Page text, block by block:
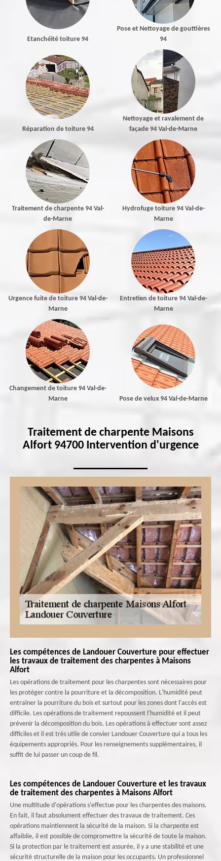
Etanchéité toiture 94
Pose et Nettoyage de gouttières
94
Réparation de toiture 94
Nettoyage et ravalement de
façade 94 Val-de-Marne
Traitement de charpente 94 Val-
de-Marne
Hydrofuge toiture 94 Val-de-
Marne
Urgence fuite de toiture 94 Val-de-
Marne
Entretien de toiture 94 Val-de-
Marne
Changement de toiture 94 Val-de-
Marne
Pose de velux 94 Val-de-Marne
Traitement de charpente Maisons
Alfort 94700 Intervention d'urgence
Les compétences de Landouer Couverture pour effectuer
les travaux de traitement des charpentes à Maisons
Alfort
Les opérations de traitement pour les charpentes sont nécessaires pour
les protéger contre la pourriture et la décomposition. L'humidité peut
entraîner la pourriture du bois et surtout pour les zones dont l'accès est
difficile. Les opérations de traitement repoussent l'humidité et il peut
prévenir la décomposition du bois. Les opérations à effectuer sont assez
difficiles et il est très utile de convier Landouer Couverture qui a tous les
équipements appropriés. Pour les renseignements supplémentaires, il
suffit de lui passer un coup de fil.
Les compétences de Landouer Couverture et les travaux
de traitement des charpentes à Maisons Alfort
Une multitude d'opérations s'effectue pour les charpentes des maisons.
En fait, il faut absolument effectuer des travaux de traitement. Ces
opérations maintiennent la sécurité de la maison. Si la charpente est
affaiblie, il est possible de compromettre la sécurité de toute la maison.
Si la protection par le traitement est assurée, il y a une stabilité et une
sécurité structurelle de la maison pour les occupants. Un professionnel